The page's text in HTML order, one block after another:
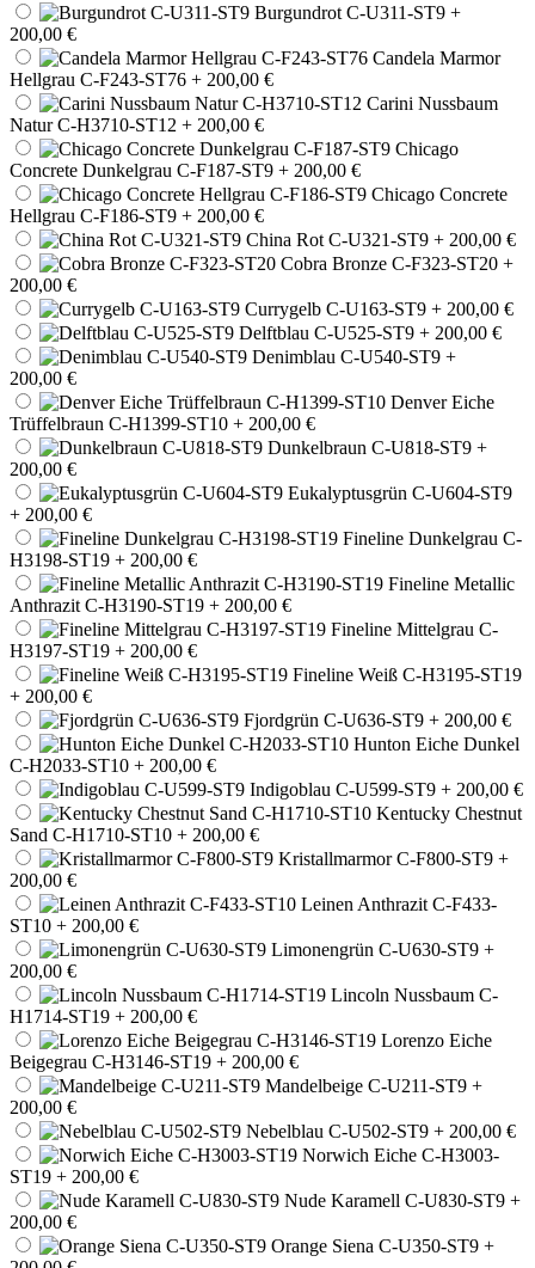
Burgundrot C-U311-ST9 +
200,00 €
Candela Marmor
Hellgrau C-F243-ST76 + 200,00 €
Carini Nussbaum
Natur C-H3710-ST12 + 200,00 €
Chicago
Concrete Dunkelgrau C-F187-ST9 + 200,00 €
Chicago Concrete
Hellgrau C-F186-ST9 + 200,00 €
China Rot C-U321-ST9 + 200,00 €
Cobra Bronze C-F323-ST20 +
200,00 €
Currygelb C-U163-ST9 + 200,00 €
Delftblau C-U525-ST9 + 200,00 €
Denimblau C-U540-ST9 +
200,00 €
Denver Eiche
Trüffelbraun C-H1399-ST10 + 200,00 €
Dunkelbraun C-U818-ST9 +
200,00 €
Eukalyptusgrün C-U604-ST9
+ 200,00 €
Fineline Dunkelgrau C-
H3198-ST19 + 200,00 €
Fineline Metallic
Anthrazit C-H3190-ST19 + 200,00 €
Fineline Mittelgrau C-
H3197-ST19 + 200,00 €
Fineline Weiß C-H3195-ST19
+ 200,00 €
Fjordgrün C-U636-ST9 + 200,00 €
Hunton Eiche Dunkel
C-H2033-ST10 + 200,00 €
Indigoblau C-U599-ST9 + 200,00 €
Kentucky Chestnut
Sand C-H1710-ST10 + 200,00 €
Kristallmarmor C-F800-ST9 +
200,00 €
Leinen Anthrazit C-F433-
ST10 + 200,00 €
Limonengrün C-U630-ST9 +
200,00 €
Lincoln Nussbaum C-
H1714-ST19 + 200,00 €
Lorenzo Eiche
Beigegrau C-H3146-ST19 + 200,00 €
Mandelbeige C-U211-ST9 +
200,00 €
Nebelblau C-U502-ST9 + 200,00 €
Norwich Eiche C-H3003-
ST19 + 200,00 €
Nude Karamell C-U830-ST9 +
200,00 €
Orange Siena C-U350-ST9 +